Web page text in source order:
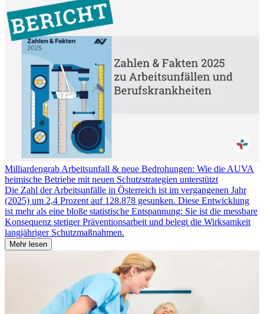
Milliardengrab Arbeitsunfall & neue Bedrohungen: Wie die AUVA
heimische Betriebe mit neuen Schutzstrategien unterstützt
Die Zahl der Arbeitsunfälle in Österreich ist im vergangenen Jahr
(2025) um 2,4 Prozent auf 128.878 gesunken. Diese Entwicklung
ist mehr als eine bloße statistische Entspannung: Sie ist die messbare
Konsequenz stetiger Präventionsarbeit und belegt die Wirksamkeit
langjähriger Schutzmaßnahmen.
Mehr lesen